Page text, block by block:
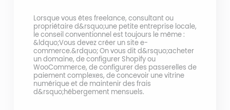
Lorsque vous êtes freelance, consultant ou
propriétaire d&rsquo;une petite entreprise locale,
le conseil conventionnel est toujours le même :
&ldquo;Vous devez créer un site e-
commerce.&rdquo; On vous dit d&rsquo;acheter
un domaine, de configurer Shopify ou
WooCommerce, de configurer des passerelles de
paiement complexes, de concevoir une vitrine
numérique et de maintenir des frais
d&rsquo;hébergement mensuels.